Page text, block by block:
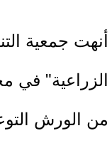
أنهت جمعية
الزراعية" في
من الورش